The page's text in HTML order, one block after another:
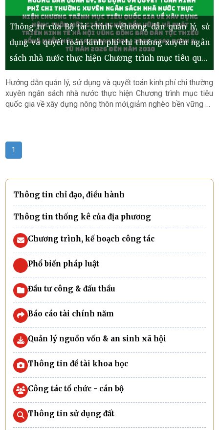
Thông tư của Bộ tài chính vềhướng dẫn quản lý, sử
dụng và quyết toán kinh phí chi thường xuyên ngân
sách nhà nước thực hiện Chương trình mục tiêu quốc
Hướng dẫn quản lý, sử dụng và quyết toán kinh phí chi thường
xuyên ngân sách nhà nước thực hiện Chương trình mục tiêu
quốc gia về xây dựng nông thôn mới,giảm nghèo bền vững và
1
Thông tin chỉ đạo, điều hành
Thông tin thống kê của địa phương
Chương trình, kế hoạch công tác
Phổ biến pháp luật
Đầu tư công & đấu thầu
Báo cáo tài chính năm
Quản lý nguồn vốn & an sinh xã hội
Thông tin đề tài khoa học
Công tác tổ chức - cán bộ
Thông tin sử dụng đất